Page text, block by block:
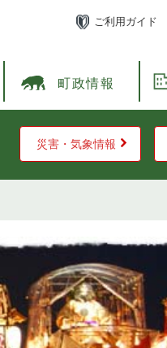
ご利用ガイド
町政情報
災害・気象情報